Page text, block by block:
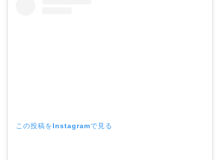
この投稿をInstagramで見る